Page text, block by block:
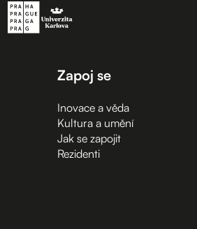
Zapoj se
Inovace a věda
Kultura a umění
Jak se zapojit
Rezidenti